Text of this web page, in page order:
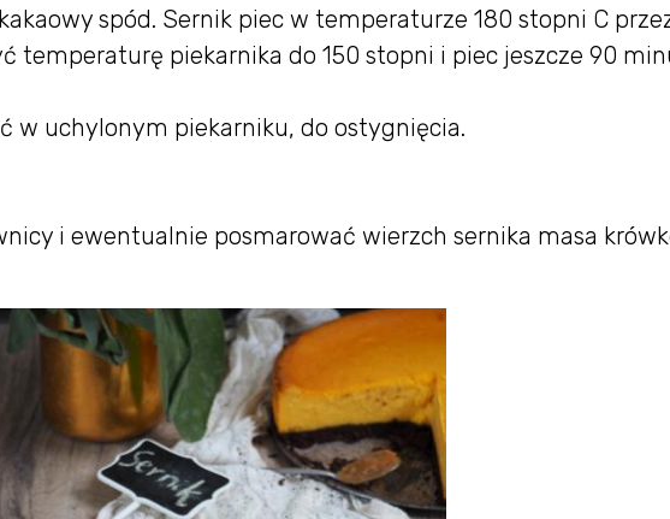
spód. Sernik piec w temperaturze 180 stopni C
temperaturę piekarnika do 150 stopni i piec jeszcze 90
w uchylonym piekarniku, do ostygnięcia.
i ewentualnie posmarować wierzch sernika masa